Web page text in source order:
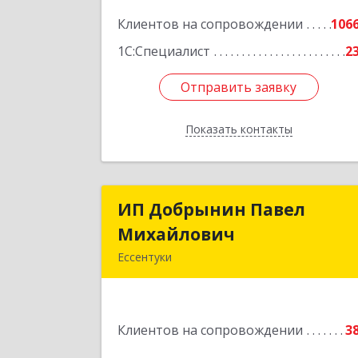
Клиентов на сопровождении
1С:Специалист
Отправить заявку
Показать контакты
Отправить заявку
Назад
ИП Добрынин Павел
Михайлович
Ессентуки
Клиентов на сопровождении
ИП Добрынин Павел